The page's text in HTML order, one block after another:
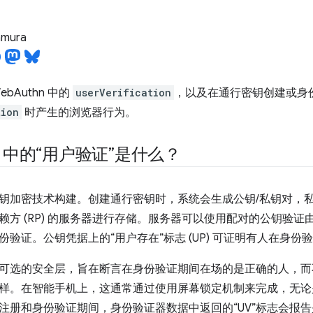
中的 userVerification ，以及在通行密钥创建或
时产生的浏览器行为。
的“用户验证”是什么？
加密技术构建。创建通行密钥时，系统会生成公钥/私钥对，
方 (RP) 的服务器进行存储。服务器可以使用配对的公钥验证
验证。公钥凭据上的“用户存在”标志 (UP) 可证明有人在身份
选的安全层，旨在断言在身份验证期间在场的是正确的人，
。在智能手机上，这通常通过使用屏幕锁定机制来完成，无
册和身份验证期间，身份验证器数据中返回的“UV”标志会报